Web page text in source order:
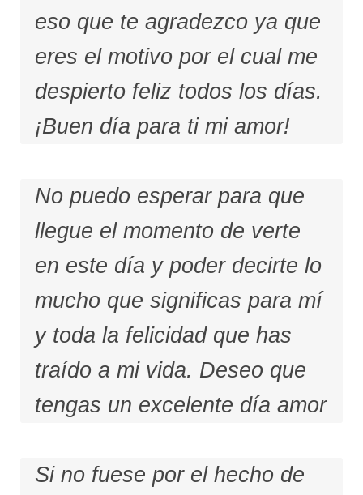
eso que te agradezco ya que
eres el motivo por el cual me
despierto feliz todos los días.
¡Buen día para ti mi amor!
No puedo esperar para que
llegue el momento de verte
en este día y poder decirte lo
mucho que significas para mí
y toda la felicidad que has
traído a mi vida. Deseo que
tengas un excelente día amor
Si no fuese por el hecho de